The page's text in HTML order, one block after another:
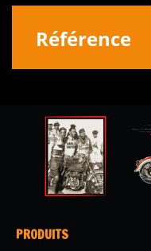
Référence
PRODUITS